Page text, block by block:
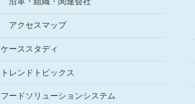
アクセスマップ
ケーススタディ
トレンドトピックス
フードソリューションシステム